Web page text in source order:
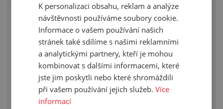
SPOJKA ÚHLOVÁ REDUKOVANÁ TEFEN
K personalizaci obsahu, reklam a analýze
návštěvnosti používáme soubory cookie.
Informace o vašem používání našich
stránek také sdílíme s našimi reklamními
a analytickými partnery, kteří je mohou
kombinovat s dalšími informacemi, které
jste jim poskytli nebo které shromáždili
při vašem používání jejich služeb.Více
informací